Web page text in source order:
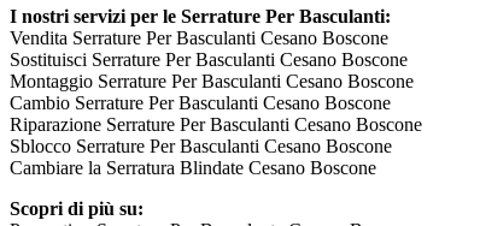
I nostri servizi per le Serrature Per Basculanti:
Vendita Serrature Per Basculanti Cesano Boscone
Sostituisci Serrature Per Basculanti Cesano Boscone
Montaggio Serrature Per Basculanti Cesano Boscone
Cambio Serrature Per Basculanti Cesano Boscone
Riparazione Serrature Per Basculanti Cesano Boscone
Sblocco Serrature Per Basculanti Cesano Boscone
Cambiare la Serratura Blindate Cesano Boscone
Scopri di più su: